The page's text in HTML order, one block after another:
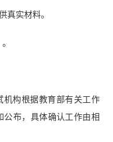
真实材料。
机构根据教育部有关工作
公布，具体确认工作由相